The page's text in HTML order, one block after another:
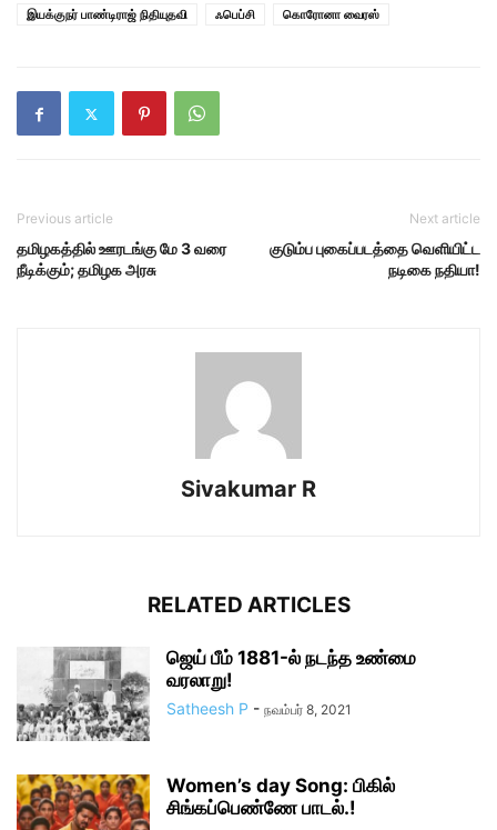
இயக்குநர் பாண்டிராஜ் நிதியுதவி
ஃபெப்சி கொரோனா வைரஸ்
Previous article
தமிழகத்தில் ஊரடங்கு மே 3 வரை
நீடிக்கும்; தமிழக அரசு
Next article
குடும்ப புகைப்படத்தை வெளியிட்ட
நடிகை நதியா!
Sivakumar R
RELATED ARTICLES
ஜெய் பீம் 1881-ல் நடந்த உண்மை
வரலாறு!
Satheesh P - நவம்பர் 8, 2021
Women’s day Song: பிகில்
சிங்கப்பெண்ணே பாடல்.!